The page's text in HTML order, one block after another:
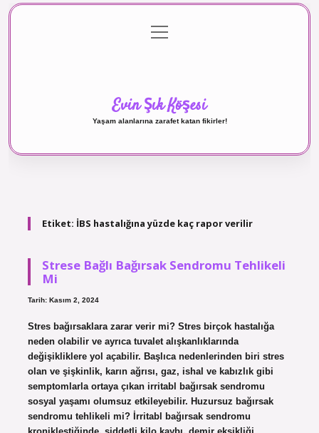
Gizlilik Politikası
menüyü
aç
Evin Şık Köşesi
Yaşam alanlarına zarafet katan fikirler!
Etiket: İBS hastalığına yüzde kaç rapor verilir
Strese Bağlı Bağırsak Sendromu Tehlikeli
Mi
Tarih: Kasım 2, 2024
Stres bağırsaklara zarar verir mi? Stres birçok hastalığa
neden olabilir ve ayrıca tuvalet alışkanlıklarında
değişikliklere yol açabilir. Başlıca nedenlerinden biri stres
olan ve şişkinlik, karın ağrısı, gaz, ishal ve kabızlık gibi
semptomlarla ortaya çıkan irritabl bağırsak sendromu
sosyal yaşamı olumsuz etkileyebilir. Huzursuz bağırsak
sendromu tehlikeli mi? İrritabl bağırsak sendromu